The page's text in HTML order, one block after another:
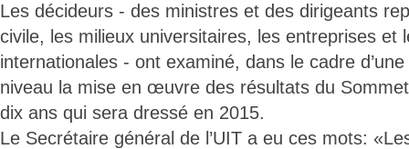
Les décideurs - des ministres et des dirigeants
civile, les milieux universitaires, les entreprises et
internationales - ont examiné, dans le cadre
niveau la mise en œuvre des résultats du
dix ans qui sera dressé en 2015.
Le Secrétaire général de l’UIT a eu ces mots: